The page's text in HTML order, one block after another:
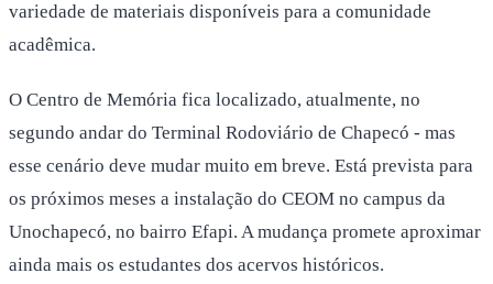
variedade de materiais disponíveis para a comunidade
acadêmica.
O Centro de Memória fica localizado, atualmente, no
segundo andar do Terminal Rodoviário de Chapecó - mas
esse cenário deve mudar muito em breve. Está prevista para
os próximos meses a instalação do CEOM no campus da
Unochapecó, no bairro Efapi. A mudança promete aproximar
ainda mais os estudantes dos acervos históricos.